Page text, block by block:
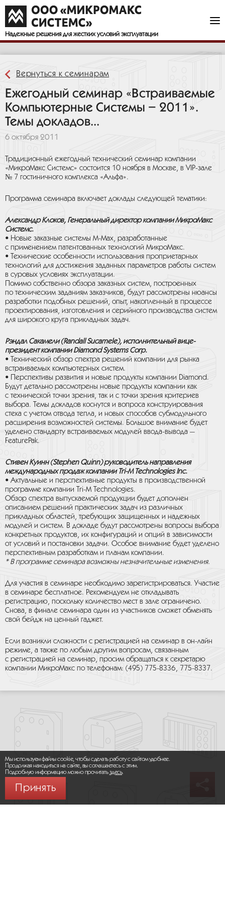
Предлагаем ознакомиться с темами докладов предстоящего
ежегодного технического семинара
«Встраиваемые Компьютерные Системы – 2011».">
Надежные решения для жестких условий эксплуатации
Вернуться к семинарам
Ежегодный семинар «Встраиваемые
Компьютерные Системы – 2011».
Темы докладов...
6 октября 2011
Традиционный ежегодный технический семинар компании
«МикроМакс Системс» состоится 10 ноября в Москве, в VIP-зале
№ 7 гостиничного комплекса «Альфа».
Программа семинара включает доклады следующей тематики:
Александр Клоков, Генеральный директор компании МикроМакс
Системс.
• Новые заказные системы M-Max, разработанные
с применением патентованных технологий МикроМакс.
•
Технические особенности использования проприетарных
технологий для достижения заданных параметров работы систем
в суровых условиях эксплуатации.
Помимо собственно обзора заказных систем, построенных
по техническим заданиям заказчиков, будут рассмотрены нюансы
разработки подобных решений, опыт, накопленный в процессе
проектирования, изготовления и серийного производства систем
для широкого круга прикладных задач.
Рэндал Сакамели (Randall Sucamele), исполнительный вице-
президент компании Diamond Systems Corp.
• Технический обзор спектра решений компании для рынка
встраиваемых компьютерных систем.
• Перспективы развития и новые продукты компании Diamond.
Будут детально рассмотрены новые продукты компании как
с технической точки зрения, так и с точки зрения критериев
выбора. Темы докладов коснутся и вопроса конструирования
стека с учетом отвода тепла, и новых способов субмодульного
расширения возможностей системы. Большое внимание будет
уделено стандарту встраиваемых модулей ввода-вывода —
FeaturePak.
Стивен Куинн (Stephen Quinn) руководитель направления
международных продаж компании Tri-M Technologies Inc.
• Актуальные и перспективные продукты в производственной
программе компании Tri-M Technologies.
Обзор спектра выпускаемой продукции будет дополнен
описанием решений практических задач из различных
прикладных областей, требующих защищенных и надежных
модулей и систем. В докладе будут рассмотрены вопросы выбора
конкретных продуктов, их конфигураций и опций в зависимости
от условий и постановки задачи. Особое внимание будет уделено
перспективным разработкам и планам компании.
* В программе семинара возможны незначительные изменения.
Для участия в семинаре необходимо зарегистрироваться. Участие
в семинаре бесплатное. Рекомендуем не откладывать
регистрацию, поскольку количество мест в зале ограничено.
Снова, в финале семинара один из участников сможет обменять
свой бейдж на ценный гаджет.
Если возникли сложности с регистрацией на семинар в он-лайн
режиме, а также по любым другим вопросам, связанным
с регистрацией на семинар, просим обращаться к секретарю
компании МикроМакс по телефонам: (495) 775-8336, 775-8337.
Мы используем файлы cookie, чтобы сделать работу с сайтом удобнее.
Продолжая находиться на сайте, вы соглашаетесь с этим.
Подробную информацию можно прочитатьздесь.
Принять